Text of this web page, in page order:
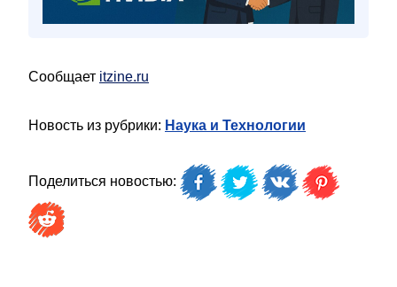
Сообщает itzine.ru
Новость из рубрики: Наука и Технологии
Поделиться новостью: